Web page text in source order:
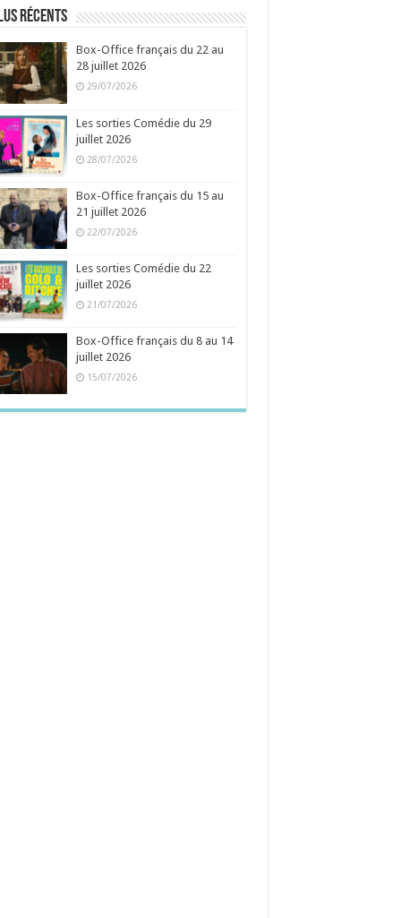
récents
Box-Office français du 22 au
28 juillet 2026
29/07/2026
Les sorties Comédie du 29
juillet 2026
28/07/2026
Box-Office français du 15 au
21 juillet 2026
22/07/2026
Les sorties Comédie du 22
juillet 2026
21/07/2026
Box-Office français du 8 au 14
juillet 2026
15/07/2026